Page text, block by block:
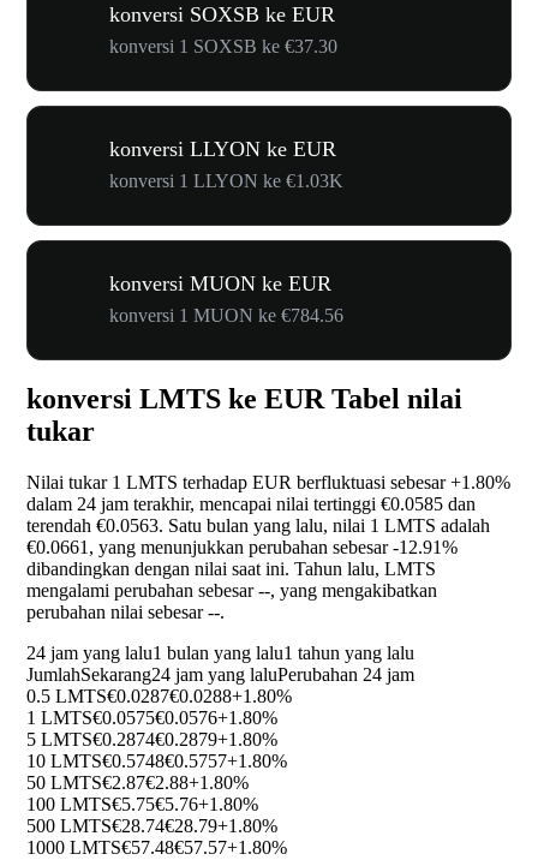
konversi SOXSB ke EUR
konversi 1 SOXSB ke €37.30
konversi LLYON ke EUR
konversi 1 LLYON ke €1.03K
konversi MUON ke EUR
konversi 1 MUON ke €784.56
konversi LMTS ke EUR Tabel nilai
tukar
Nilai tukar 1 LMTS terhadap EUR berfluktuasi sebesar+1.80%
dalam 24 jam terakhir, mencapai nilai tertinggi €0.0585 dan
terendah €0.0563. Satu bulan yang lalu, nilai 1 LMTS adalah
€0.0661, yang menunjukkan perubahan sebesar-12.91%
dibandingkan dengan nilai saat ini. Tahun lalu, LMTS
mengalami perubahan sebesar--, yang mengakibatkan
perubahan nilai sebesar--.
24 jam yang lalu1 bulan yang lalu1 tahun yang lalu
JumlahSekarang24 jam yang laluPerubahan 24 jam
0.5 LMTS€0.0287€0.0288+1.80%
1 LMTS€0.0575€0.0576+1.80%
5 LMTS€0.2874€0.2879+1.80%
10 LMTS€0.5748€0.5757+1.80%
50 LMTS€2.87€2.88+1.80%
100 LMTS€5.75€5.76+1.80%
500 LMTS€28.74€28.79+1.80%
1000 LMTS€57.48€57.57+1.80%